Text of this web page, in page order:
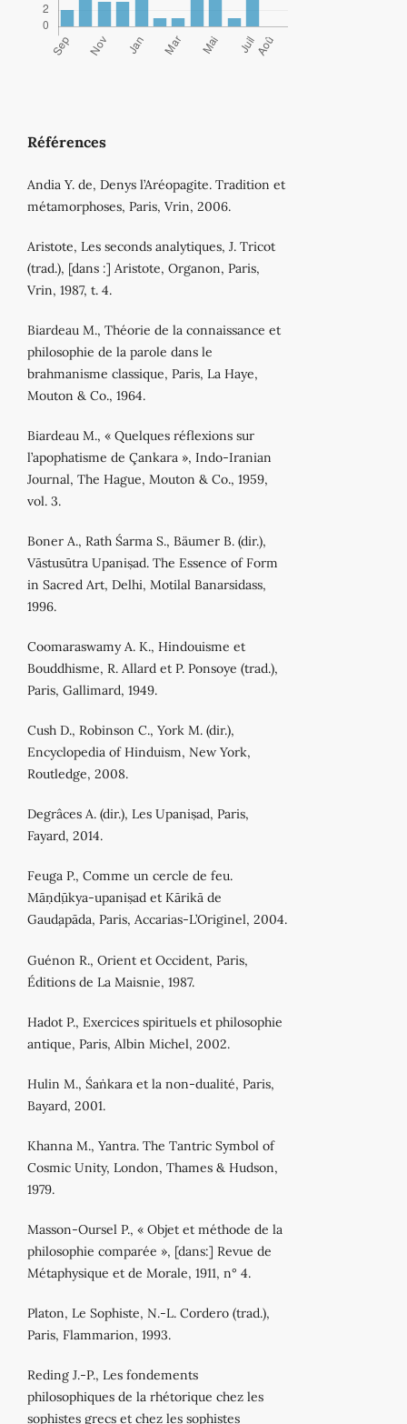
Références
Andia Y. de, Denys l’Aréopagite. Tradition et
métamorphoses, Paris, Vrin, 2006.
Aristote, Les seconds analytiques, J. Tricot
(trad.), [dans :] Aristote, Organon, Paris,
Vrin, 1987, t. 4.
Biardeau M., Théorie de la connaissance et
philosophie de la parole dans le
brahmanisme classique, Paris, La Haye,
Mouton & Co., 1964.
Biardeau M., « Quelques réflexions sur
l’apophatisme de Çankara », Indo-Iranian
Journal, The Hague, Mouton & Co., 1959,
vol. 3.
Boner A., Rath Śarma S., Bäumer B. (dir.),
Vāstusūtra Upaniṣad. The Essence of Form
in Sacred Art, Delhi, Motilal Banarsidass,
1996.
Coomaraswamy A. K., Hindouisme et
Bouddhisme, R. Allard et P. Ponsoye (trad.),
Paris, Gallimard, 1949.
Cush D., Robinson C., York M. (dir.),
Encyclopedia of Hinduism, New York,
Routledge, 2008.
Degrâces A. (dir.), Les Upaniṣad, Paris,
Fayard, 2014.
Feuga P., Comme un cercle de feu.
Māṇḍūkya-upaniṣad et Kārikā de
Gauḍapāda, Paris, Accarias-L’Originel, 2004.
Guénon R., Orient et Occident, Paris,
Éditions de La Maisnie, 1987.
Hadot P., Exercices spirituels et philosophie
antique, Paris, Albin Michel, 2002.
Hulin M., Śaṅkara et la non-dualité, Paris,
Bayard, 2001.
Khanna M., Yantra. The Tantric Symbol of
Cosmic Unity, London, Thames & Hudson,
1979.
Masson-Oursel P., « Objet et méthode de la
philosophie comparée », [dans:] Revue de
Métaphysique et de Morale, 1911, n° 4.
Platon, Le Sophiste, N.-L. Cordero (trad.),
Paris, Flammarion, 1993.
Reding J.-P., Les fondements
philosophiques de la rhétorique chez les
sophistes grecs et chez les sophistes